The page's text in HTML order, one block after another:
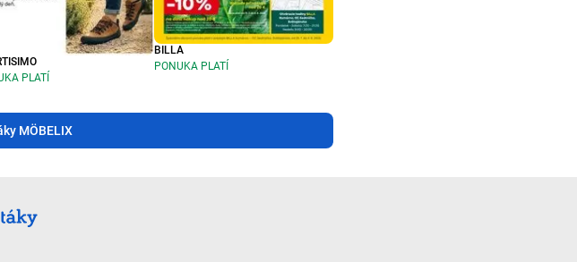
PLATÍ
BILLA
PONUKA PLATÍ
MÖBELIX